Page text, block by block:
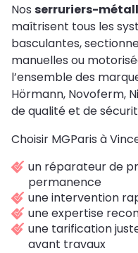
Nos serruriers-
maîtrisent tous les
basculantes,
manuelles ou
l’ensemble des
Hörmann, Novoferm,
de qualité et de
Choisir MGParis à
un réparateur de
permanence
une intervention
une expertise
une tarification
avant travaux